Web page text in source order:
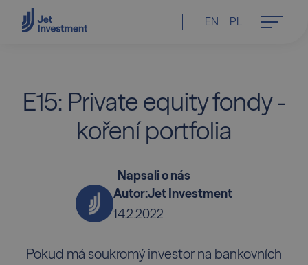
EN PL
E15: Private equity fondy -
koření portfolia
Autor:Jet Investment
14.2.2022
Napsali o nás
Pokud má soukromý investor na bankovních